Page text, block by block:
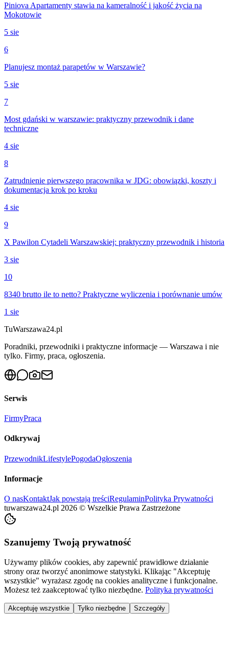
Piniova Apartamenty stawia na kameralność i jakość życia na
Mokotowie
5 sie
6
Planujesz montaż parapetów w Warszawie?
5 sie
7
Most gdański w warszawie: praktyczny przewodnik i dane
techniczne
4 sie
8
Zatrudnienie pierwszego pracownika w JDG: obowiązki, koszty i
dokumentacja krok po kroku
4 sie
9
X Pawilon Cytadeli Warszawskiej: praktyczny przewodnik i historia
3 sie
10
8340 brutto ile to netto? Praktyczne wyliczenia i porównanie umów
1 sie
TuWarszawa24.pl
Poradniki, przewodniki i praktyczne informacje — Warszawa i nie
tylko. Firmy, praca, ogłoszenia.
Serwis
FirmyPraca
Odkrywaj
PrzewodnikLifestylePogodaOgłoszenia
Informacje
O nasKontaktJak powstają treściRegulaminPolityka Prywatności
tuwarszawa24.pl 2026 © Wszelkie Prawa Zastrzeżone
Szanujemy Twoją prywatność
Używamy plików cookies, aby zapewnić prawidłowe działanie
strony oraz tworzyć anonimowe statystyki. Klikając "Akceptuję
wszystkie" wyrażasz zgodę na cookies analityczne i funkcjonalne.
Możesz też zaakceptować tylko niezbędne. Polityka prywatności
Akceptuję wszystkie Tylko niezbędne Szczegóły